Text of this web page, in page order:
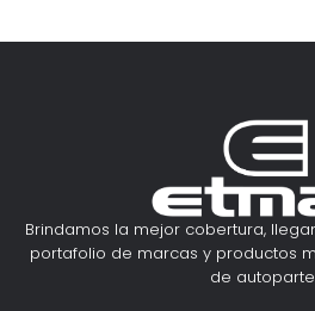
Brindamos la mejor cobertura,
portafolio de marcas y productos
de